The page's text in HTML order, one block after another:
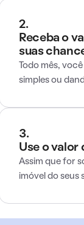
2.
Receba o
suas
Todo mês,
simples ou
3.
Use o valor
Assim que for
imóvel do seus